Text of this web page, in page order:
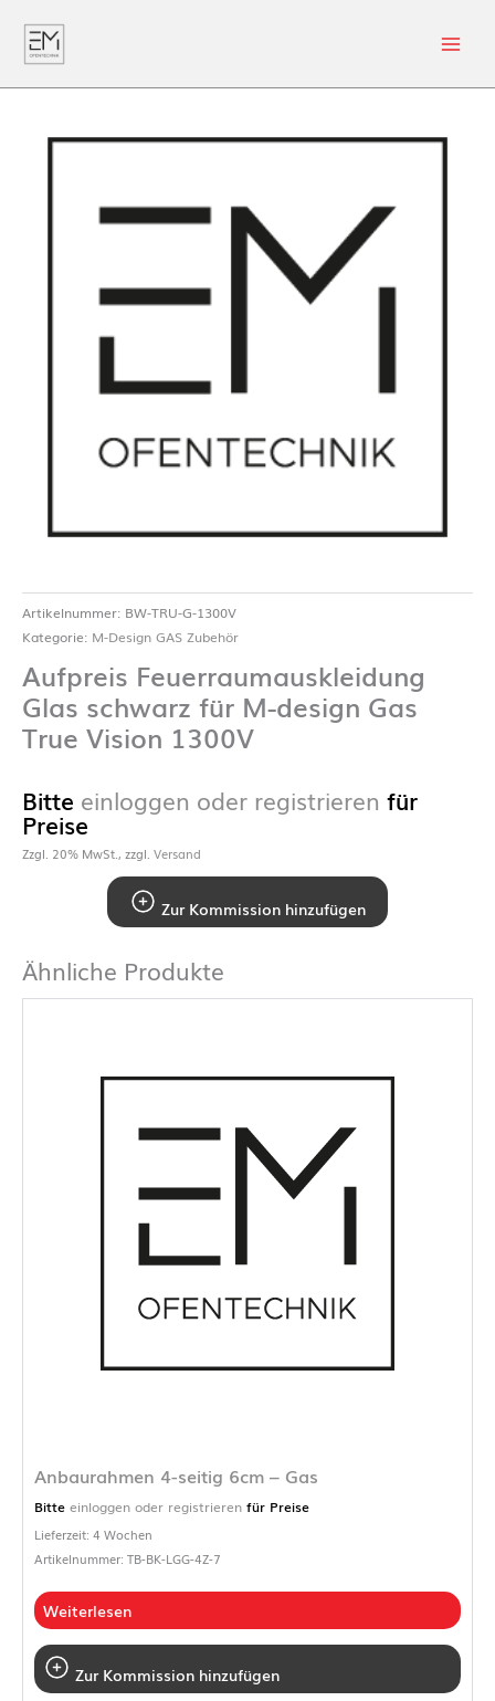
Artikelnummer: BW-TRU-G-1300V
Kategorie: M-Design GAS Zubehör
Aufpreis Feuerraumauskleidung
Glas schwarz für M-design Gas
True Vision 1300V
Bitte einloggen oder registrieren für
Preise
Zzgl. 20% MwSt., zzgl. Versand
Zur Kommission hinzufügen
Ähnliche Produkte
Anbaurahmen 4-seitig 6cm – Gas
Bitte einloggen oder registrieren für Preise
Lieferzeit: 4 Wochen
Artikelnummer: TB-BK-LGG-4Z-7
Weiterlesen
Zur Kommission hinzufügen